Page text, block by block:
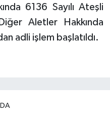
6136 Sayılı Ateşli
Aletler Hakkında
adli işlem başlatıldı.